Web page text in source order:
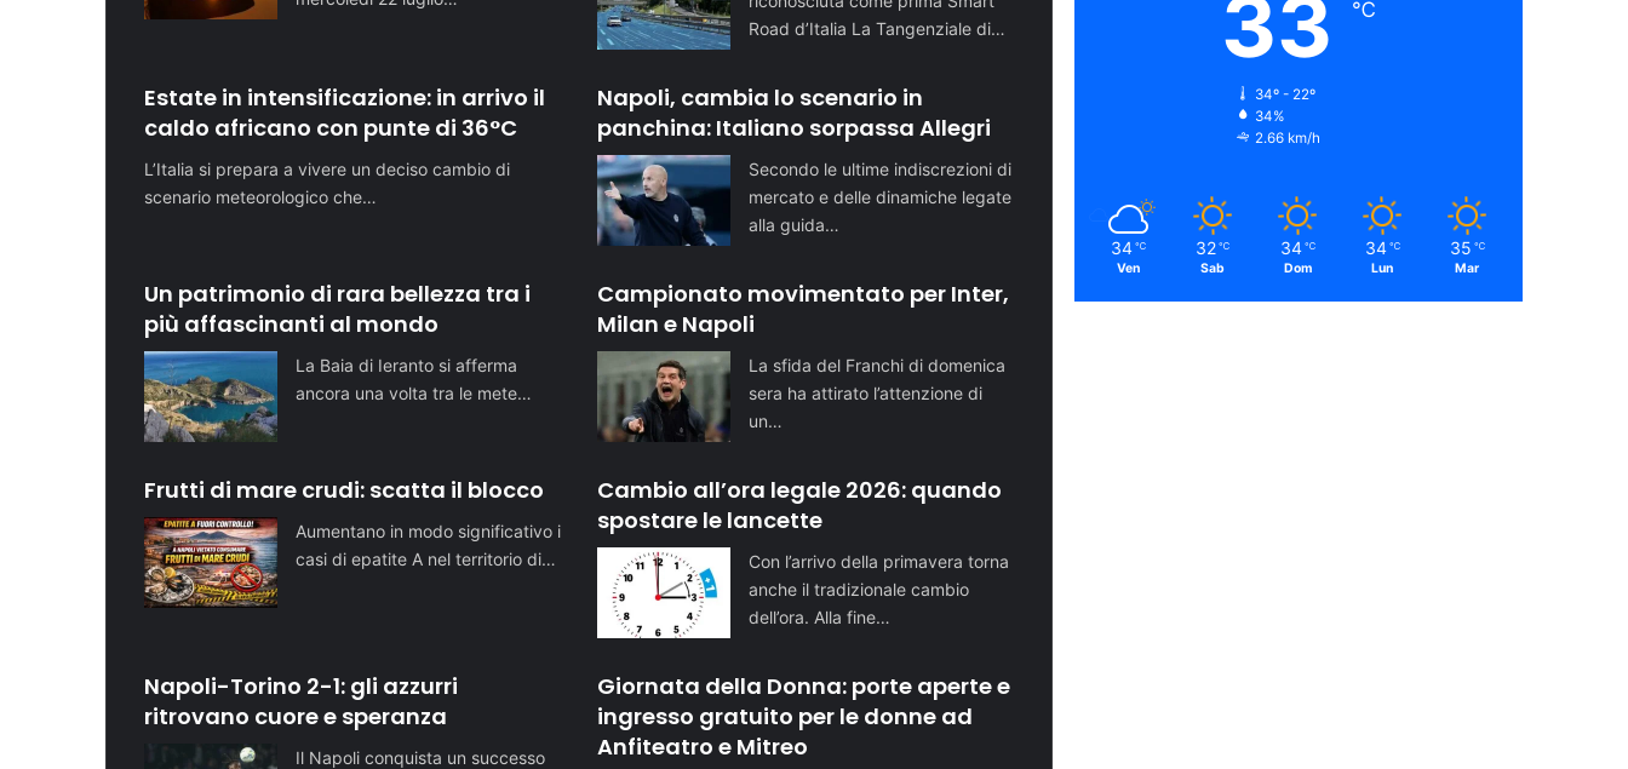
Road d’Italia La Tangenziale di…
Estate in intensificazione: in arrivo il
caldo africano con punte di 36°C
L’Italia si prepara a vivere un deciso cambio di
scenario meteorologico che…
Napoli, cambia lo scenario in
panchina: Italiano sorpassa Allegri
Secondo le ultime indiscrezioni di
mercato e delle dinamiche legate
alla guida…
Un patrimonio di rara bellezza tra i
più affascinanti al mondo
La Baia di Ieranto si afferma
ancora una volta tra le mete…
Campionato movimentato per Inter,
Milan e Napoli
La sfida del Franchi di domenica
sera ha attirato l’attenzione di
un…
Frutti di mare crudi: scatta il blocco
Aumentano in modo significativo i
casi di epatite A nel territorio di…
Cambio all’ora legale 2026: quando
spostare le lancette
Con l’arrivo della primavera torna
anche il tradizionale cambio
dell’ora. Alla fine…
Napoli-Torino 2-1: gli azzurri
ritrovano cuore e speranza
Il Napoli conquista un successo
Giornata della Donna: porte aperte e
ingresso gratuito per le donne ad
Anfiteatro e Mitreo
33 ℃
34º - 22º
34%
2.66 km/h
34 ℃
Ven
32 ℃
Sab
34 ℃
Dom
34 ℃
Lun
35 ℃
Mar